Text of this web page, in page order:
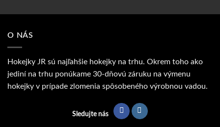
O NÁS
Hokejky JR sú najľahšie hokejky na trhu. Okrem toho ako
jediní na trhu ponúkame 30-dňovú záruku na výmenu
hokejky v prípade zlomenia spôsobeného výrobnou vadou.
Sledujte nás